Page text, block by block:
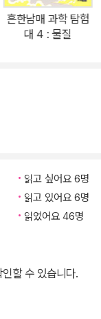
에서 전문성과 재미
을 가르쳐 온 연구
, 감수까지 도서 제
기를 보완하였습니
받은 과학 전공자가
는 이 시대 최고의
가가 흔한남매의 매
최고의 제작진들
를 개발하게 되었습
흔한남매 과학 탐험
대 4 : 물질
읽고 싶어요 6명
읽고 있어요 6명
읽었어요 46명
할 수 있습니다.